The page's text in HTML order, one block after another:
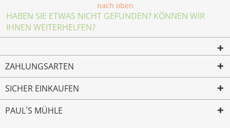
nach oben
HABEN SIE ETWAS NICHT GEFUNDEN? KÖNNEN WIR
IHNEN WEITERHELFEN?
ZAHLUNGSARTEN
SICHER EINKAUFEN
PAUL´S MÜHLE